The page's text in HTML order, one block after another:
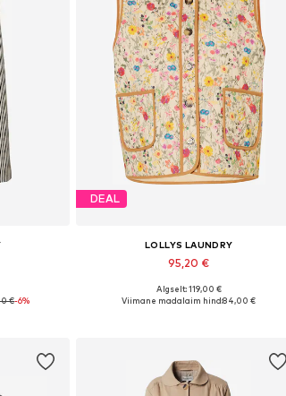
€-6%
DEAL
LOLLYS LAUNDRY
95,20 €
Saadaolevad suurused: XS, S, M, L, XXL
Algselt: 119,00 €
Viimane madalaim hind:84,00 €